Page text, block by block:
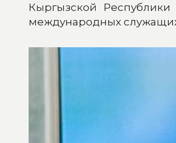
Кыргызской
международных